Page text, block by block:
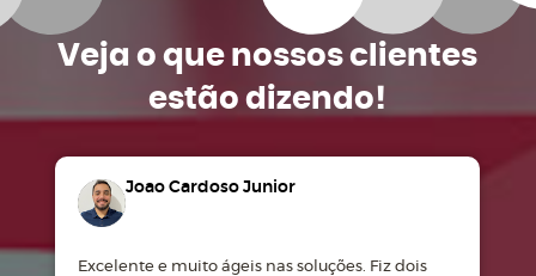
Veja o que nossos clientes
estão dizendo!
Joao Cardoso Junior
Excelente e muito ágeis nas soluções. Fiz dois